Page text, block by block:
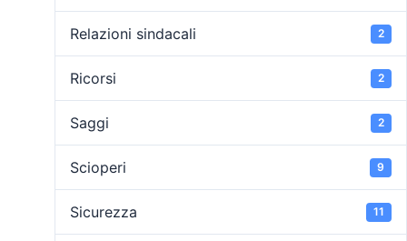
Relazioni sindacali 2
Ricorsi 2
Saggi 2
Scioperi 9
Sicurezza 11